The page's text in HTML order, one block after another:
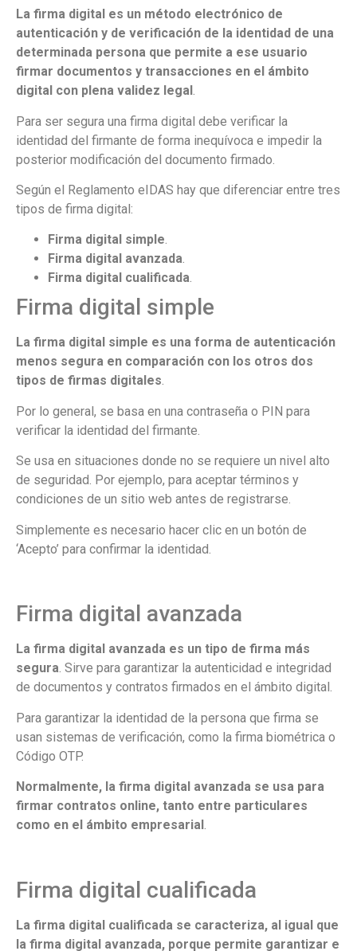
La firma digital es un método electrónico de
autenticación y de verificación de la identidad de una
determinada persona que permite a ese usuario
firmar documentos y transacciones en el ámbito
digital con plena validez legal .
Para ser segura una firma digital debe verificar la
identidad del firmante de forma inequívoca e impedir la
posterior modificación del documento firmado.
Según el Reglamento eIDAS hay que diferenciar entre tres
tipos de firma digital:
Firma digital simple.
Firma digital avanzada.
Firma digital cualificada.
Firma digital simple
La firma digital simple es una forma de autenticación
menos segura en comparación con los otros dos
tipos de firmas digitales.
Por lo general, se basa en una contraseña o PIN para
verificar la identidad del firmante.
Se usa en situaciones donde no se requiere un nivel alto
de seguridad. Por ejemplo, para aceptar términos y
condiciones de un sitio web antes de registrarse.
Simplemente es necesario hacer clic en un botón de
‘Acepto’ para confirmar la identidad.
Firma digital avanzada
La firma digital avanzada es un tipo de firma más
segura. Sirve para garantizar la autenticidad e integridad
de documentos y contratos firmados en el ámbito digital.
Para garantizar la identidad de la persona que firma se
usan sistemas de verificación, como la firma biométrica o
Código OTP.
Normalmente, la firma digital avanzada se usa para
firmar contratos online, tanto entre particulares
como en el ámbito empresarial.
Firma digital cualificada
La firma digital cualificada se caracteriza, al igual que
la firma digital avanzada, porque permite garantizar e